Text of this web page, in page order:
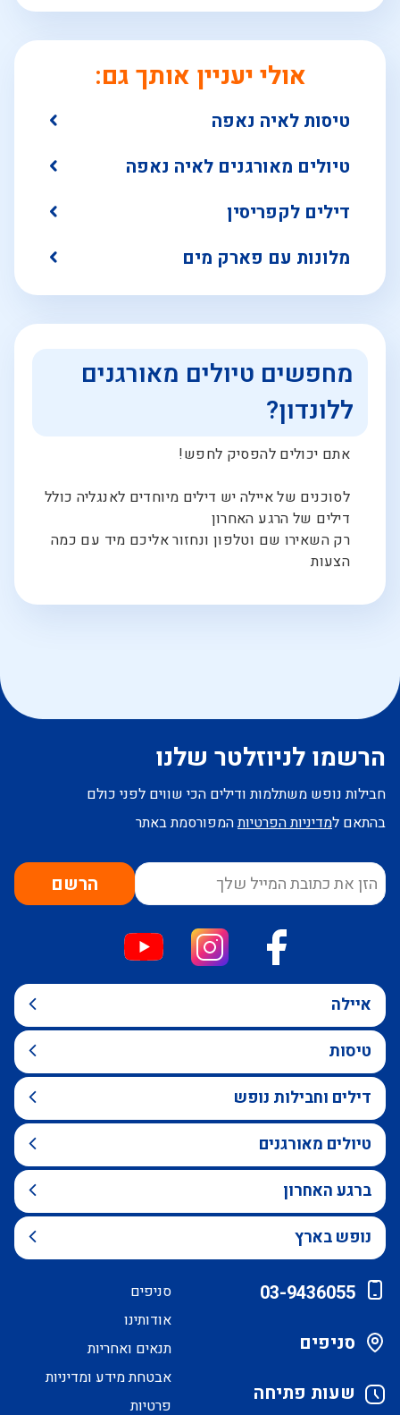
אולי יעניין אותך גם:
טיסות לאיה נאפה
טיולים מאורגנים לאיה נאפה
דילים לקפריסין
מלונות עם פארק מים
מחפשים טיולים מאורגנים
ללונדון?
אתם יכולים להפסיק לחפש!
לסוכנים של איילה יש דילים מיוחדים לאנגליה כולל
דילים של הרגע האחרון
רק השאירו שם וטלפון ונחזור אליכם מיד עם כמה
הצעות
הרשמו לניוזלטר שלנו
חבילות נופש משתלמות ודילים הכי שווים לפני כולם
בהתאם למדיניות הפרטיותהמפורסמת באתר
הרשם
איילה
טיסות
דילים וחבילות נופש
טיולים מאורגנים
ברגע האחרון
נופש בארץ
03-9436055
סניפים
שעות פתיחה
סניפים
אודותינו
תנאים ואחריות
אבטחת מידע ומדיניות
פרטיות